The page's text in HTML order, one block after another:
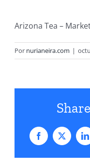
Arizona Tea –
Por nurianeira.com |
Facebook
X